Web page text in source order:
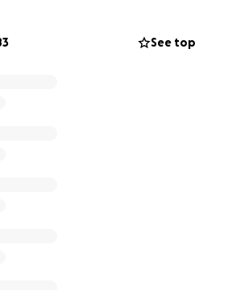
es dort mal eine Rutsche – alte
See top